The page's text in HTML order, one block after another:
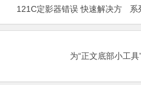
121C定影器错误 快速解决方
法
系
为“正文底部小工